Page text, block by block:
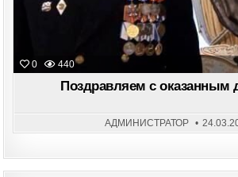
0 440
Поздравляем с оказанным
АДМИНИСТРАТОР